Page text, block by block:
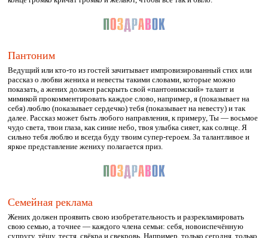
Пантоним
Ведущий или кто-то из гостей зачитывает импровизированный стих или
рассказ о любви жениха и невесты такими словами, которые можно
показать, а жених должен раскрыть свой «пантонимский» талант и
мимикой прокомментировать каждое слово, например, я (показывает на
себя) люблю (показывает сердечко) тебя (показывает на невесту) и так
далее. Рассказ может быть любого направления, к примеру, Ты — восьмое
чудо света, твои глаза, как синие небо, твоя улыбка сияет, как солнце. Я
сильно тебя люблю и всегда буду твоим супер-героем. За талантливое и
яркое представление жениху полагается приз.
Семейная реклама
Жених должен проявить свою изобретательность и разрекламировать
свою семью, а точнее — каждого члена семьи: себя, новоиспечённую
супругу, тёщу, тестя, свёкра и свекровь. Например, только сегодня, только